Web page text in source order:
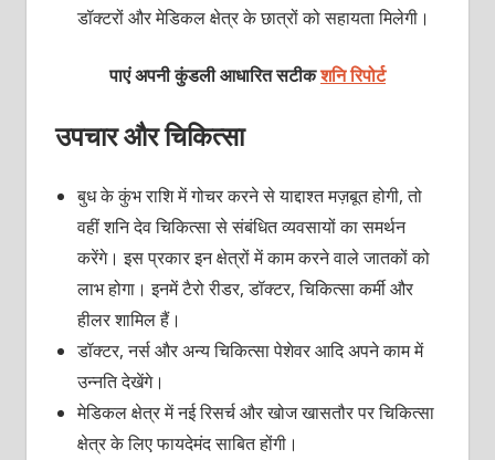
डॉक्‍टरों और मेडिकल क्षेत्र के छात्रों को सहायता मिलेगी।
पाएं अपनी कुंडली आधारित सटीकशनि रिपोर्ट
उपचार और चिकित्‍सा
बुध के कुंभ राशि में गोचर करने से याद्दाश्‍त मज़बूत होगी, तो
वहीं शनि देव चिकित्‍सा से संबंधित व्‍यवसायों का समर्थन
करेंगे। इस प्रकार इन क्षेत्रों में काम करने वाले जातकों को
लाभ होगा। इनमें टैरो रीडर, डॉक्‍टर, चिकित्‍सा कर्मी और
हीलर शामिल हैं।
डॉक्‍टर, नर्स और अन्‍य चि‍कित्‍सा पेशेवर आदि अपने काम में
उन्‍नति देखेंगे।
मेडिकल क्षेत्र में नई रिसर्च और खोज खासतौर पर चिकित्‍सा
क्षेत्र के लिए फायदेमंद साबित होंगी।